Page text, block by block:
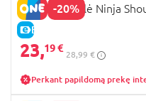
-20%
E-KAINA
TMNT figūrėlė Ninja
23,19 €
28,99 €
Perkant papildomą prekę